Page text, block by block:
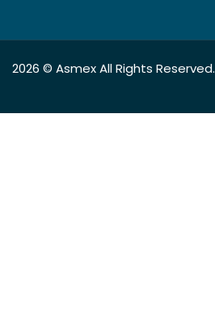
2026 © AsmexAll Rights Reserved.